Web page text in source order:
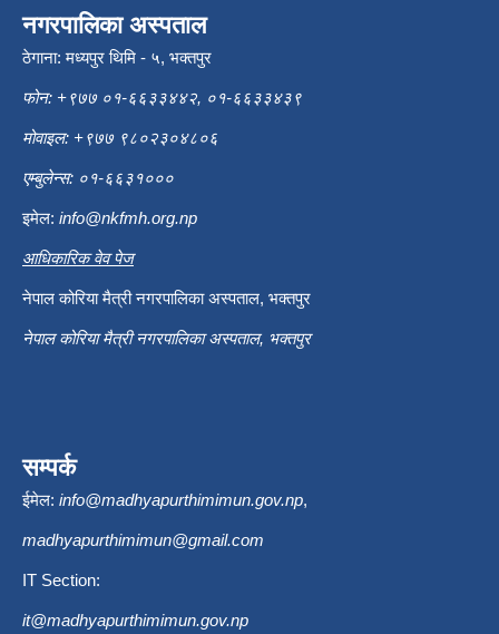
नगरपालिका अस्पताल
ठेगाना: मध्यपुर थिमि - ५, भक्तपुर
फोन: +९७७ ०१-६६३३४४२, ०१-६६३३४३९
मोवाइल: +९७७ ९८०२३०४८०६
एम्बुलेन्स: ०१-६६३१०००
इमेल: info@nkfmh.org.np
आधिकारिक वेव पेज
नेपाल कोरिया मैत्री नगरपालिका अस्पताल, भक्तपुर
नेपाल कोरिया मैत्री नगरपालिका अस्पताल, भक्तपुर
सम्पर्क
ईमेल: info@madhyapurthimimun.gov.np,
madhyapurthimimun@gmail.com
IT Section:
it@madhyapurthimimun.gov.np